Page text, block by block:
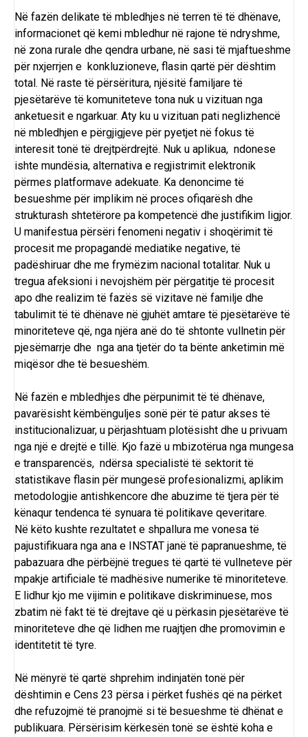
Në fazën delikate të mbledhjes në terren të të dhënave,
informacionet që kemi mbledhur në rajone të ndryshme,
në zona rurale dhe qendra urbane, në sasi të mjaftueshme
për nxjerrjen e konkluzioneve, flasin qartë për dështim
total. Në raste të përsëritura, njësitë familjare të
pjesëtarëve të komuniteteve tona nuk u vizituan nga
anketuesit e ngarkuar. Aty ku u vizituan pati neglizhencë
në mbledhjen e përgjigjeve për pyetjet në fokus të
interesit tonë të drejtpërdrejtë. Nuk u aplikua, ndonese
ishte mundësia, alternativa e regjistrimit elektronik
përmes platformave adekuate. Ka denoncime të
besueshme për implikim në proces ofiqarësh dhe
strukturash shtetërore pa kompetencë dhe justifikim ligjor.
U manifestua përsëri fenomeni negativ i shoqërimit të
procesit me propagandë mediatike negative, të
padëshiruar dhe me frymëzim nacional totalitar. Nuk u
tregua afeksioni i nevojshëm për përgatitje të procesit
apo dhe realizim të fazës së vizitave në familje dhe
tabulimit të të dhënave në gjuhët amtare të pjesëtarëve të
minoriteteve që, nga njëra anë do të shtonte vullnetin për
pjesëmarrje dhe nga ana tjetër do ta bënte anketimin më
miqësor dhe të besueshëm.
Në fazën e mbledhjes dhe përpunimit të të dhënave,
pavarësisht këmbënguljes sonë për të patur akses të
institucionalizuar, u përjashtuam plotësisht dhe u privuam
nga një e drejtë e tillë. Kjo fazë u mbizotërua nga mungesa
e transparencës, ndërsa specialistë të sektorit të
statistikave flasin për mungesë profesionalizmi, aplikim
metodologjie antishkencore dhe abuzime të tjera për të
kënaqur tendenca të synuara të politikave qeveritare.
Në këto kushte rezultatet e shpallura me vonesa të
pajustifikuara nga ana e INSTAT janë të papranueshme, të
pabazuara dhe përbëjnë tregues të qartë të vullneteve për
mpakje artificiale të madhësive numerike të minoriteteve.
E lidhur kjo me vijimin e politikave diskriminuese, mos
zbatim në fakt të të drejtave që u përkasin pjesëtarëve të
minoriteteve dhe që lidhen me ruajtjen dhe promovimin e
identitetit të tyre.
Në mënyrë të qartë shprehim indinjatën tonë për
dështimin e Cens 23 përsa i përket fushës që na përket
dhe refuzojmë të pranojmë si të besueshme të dhënat e
publikuara. Përsërisim kërkesën tonë se është koha e